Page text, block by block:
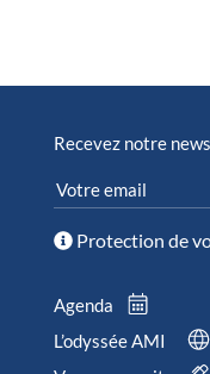
Recevez notre
Protection de
Agenda
L’odyssée AMI